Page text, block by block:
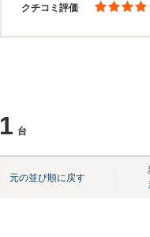
クチコミ評価
1 台
元の並び順に戻す